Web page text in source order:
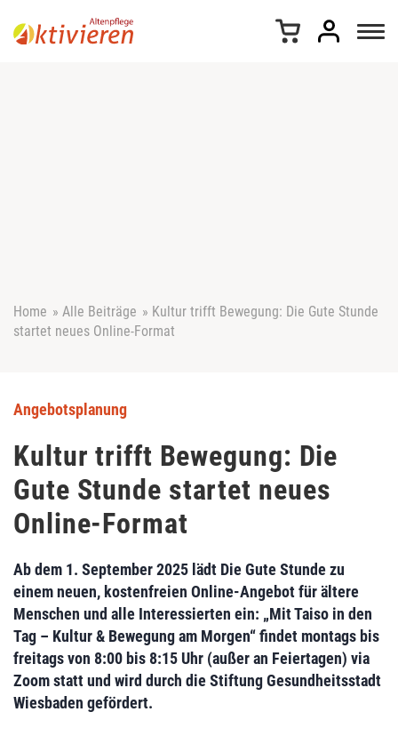
Home » Alle Beiträge » Kultur trifft Bewegung: Die Gute Stunde
startet neues Online-Format
Angebotsplanung
Kultur trifft Bewegung: Die
Gute Stunde startet neues
Online-Format
Ab dem 1. September 2025 lädt Die Gute Stunde zu
einem neuen, kostenfreien Online-Angebot für ältere
Menschen und alle Interessierten ein: „Mit Taiso in den
Tag – Kultur & Bewegung am Morgen“ findet montags bis
freitags von 8:00 bis 8:15 Uhr (außer an Feiertagen) via
Zoom statt und wird durch die Stiftung Gesundheitsstadt
Wiesbaden gefördert.